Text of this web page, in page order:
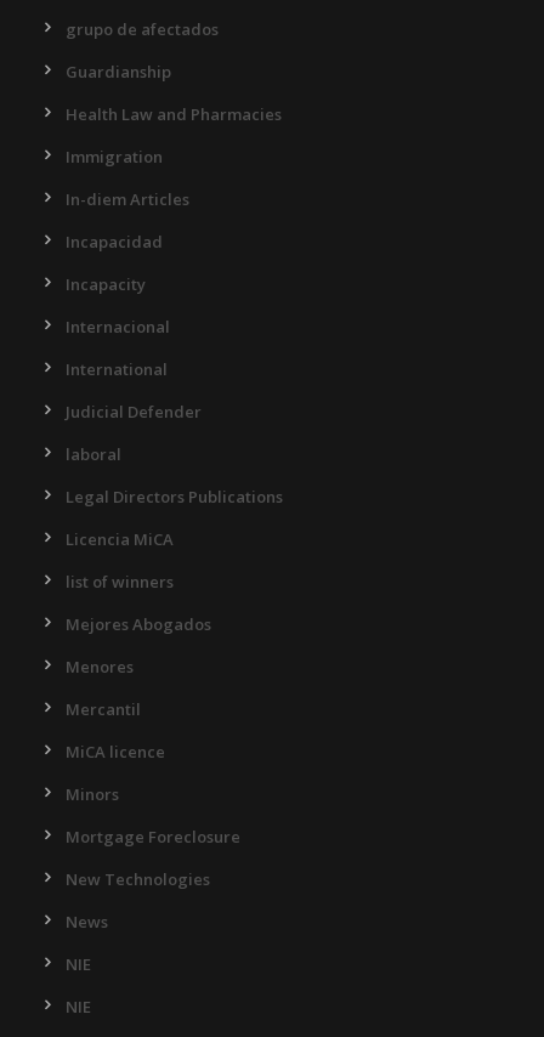
grupo de afectados
Guardianship
Health Law and Pharmacies
Immigration
In-diem Articles
Incapacidad
Incapacity
Internacional
International
Judicial Defender
laboral
Legal Directors Publications
Licencia MiCA
list of winners
Mejores Abogados
Menores
Mercantil
MiCA licence
Minors
Mortgage Foreclosure
New Technologies
News
NIE
NIE